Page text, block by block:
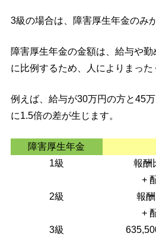
3級の場合は、障害厚生年金のみ
障害厚生年金の金額は、給与や勤
に比例するため、人によりまった
例えば、給与が30万円の方と45
に1.5倍の差が生じます。
障害厚生年金
1級
報酬
+
2級
報
+
3級